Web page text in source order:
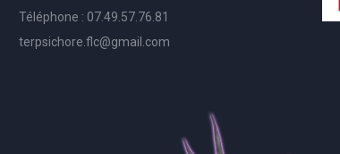
Téléphone : 07.49.57.76.81
terpsichore.flc@gmail.com